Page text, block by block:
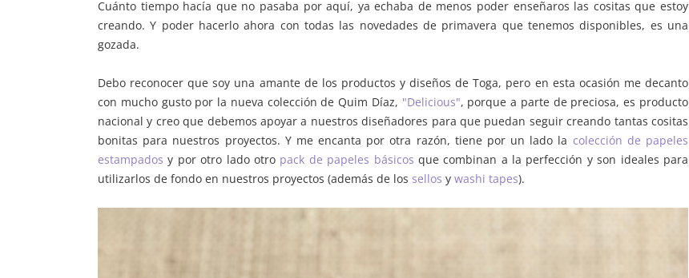
Cuánto tiempo hacía que no pasaba por aquí, ya echaba de menos poder enseñaros las cositas que estoy
creando. Y poder hacerlo ahora con todas las novedades de primavera que tenemos disponibles, es una
gozada.
Debo reconocer que soy una amante de los productos y diseños de Toga, pero en esta ocasión me decanto
con mucho gusto por la nueva colección de Quim Díaz, "Delicious", porque a parte de preciosa, es producto
nacional y creo que debemos apoyar a nuestros diseñadores para que puedan seguir creando tantas cositas
bonitas para nuestros proyectos. Y me encanta por otra razón, tiene por un lado la colección de papeles
estampados y por otro lado otro pack de papeles básicos que combinan a la perfección y son ideales para
utilizarlos de fondo en nuestros proyectos (además de los sellos y washi tapes).